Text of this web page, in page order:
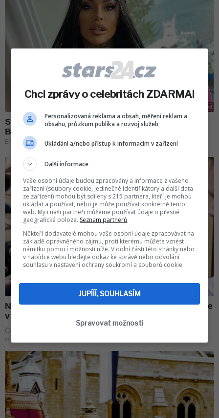
Chci zprávy o celebritách ZDARMA!
Personalizovaná reklama a obsah, měření reklam a
obsahu, průzkum publika a rozvoj služeb
Ukládání a/nebo přístup k informacím v zařízení
Další informace
Vaše osobní údaje budou zpracovány a informace z vašeho
zařízení (soubory cookie, jedinečné identifikátory a další data
ze zařízení) mohou být sdíleny s 215 partnera, kteří je mohou
ukládat a používat, nebo je může používat konkrétně tento
web. My i naši partneři můžeme používat údaje o přesné
geografické poloze. Seznam partnerů
Někteří dodavatelé mohou vaše osobní údaje zpracovávat na
základě oprávněného zájmu, proti kterému můžete vznést
námitku pomocí možností níže. V dolní části této stránky nebo
v nabídce webu hledejte odkaz ke správě nebo odvolání
souhlasu v nastavení ochrany soukromí a souborů cookie.
JUPÍÍÍ, SOUHLASÍM
Spravovat možnosti